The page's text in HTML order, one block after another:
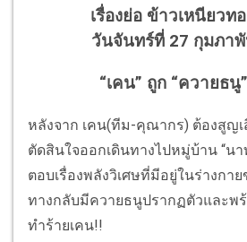
เรื่องย่อ ข้าวเหนียวท
วันจันทร์ที่ 27 กุมภา
“เคน” ถูก “ควายธนู
หลังจาก เคน(ทีม-คุณากร) ต้องสูญเ
ตัดสินใจออกเดินทางไปหมู่บ้าน “นา
ตอบเรื่องพลังวิเศษที่มีอยู่ในร่างกา
ทางกลับมีควายธนูปรากฏตัวและพ
ทำร้ายเคน!!